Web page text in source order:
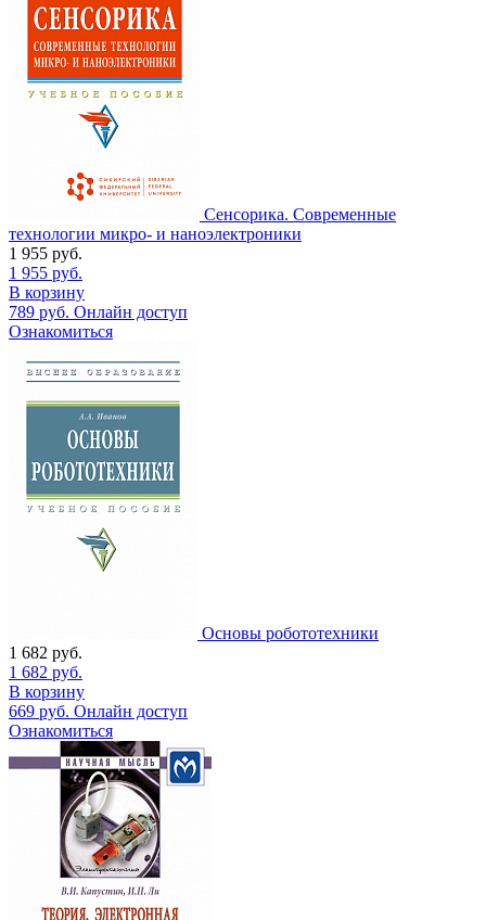
Сенсорика. Современные
технологии микро- и наноэлектроники
1 955 руб.
1 955 руб.
В корзину
789 руб. Онлайн доступ
Ознакомиться
Основы робототехники
1 682 руб.
1 682 руб.
В корзину
669 руб. Онлайн доступ
Ознакомиться